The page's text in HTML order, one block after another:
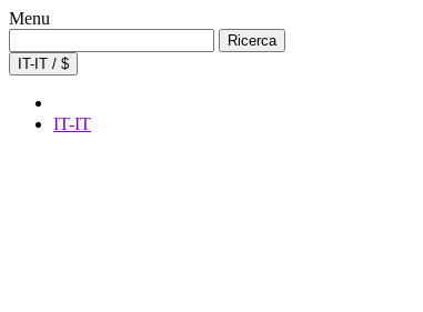
Menu
per:
Ricerca
IT-IT / $
IT-IT